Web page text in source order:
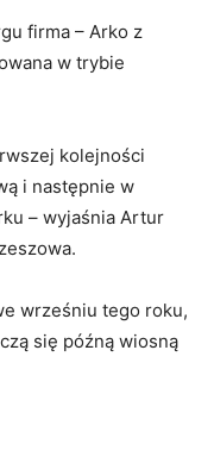
firma – Arko z
w trybie
kolejności
i następnie w
– wyjaśnia Artur
wrześniu tego roku,
się późną wiosną